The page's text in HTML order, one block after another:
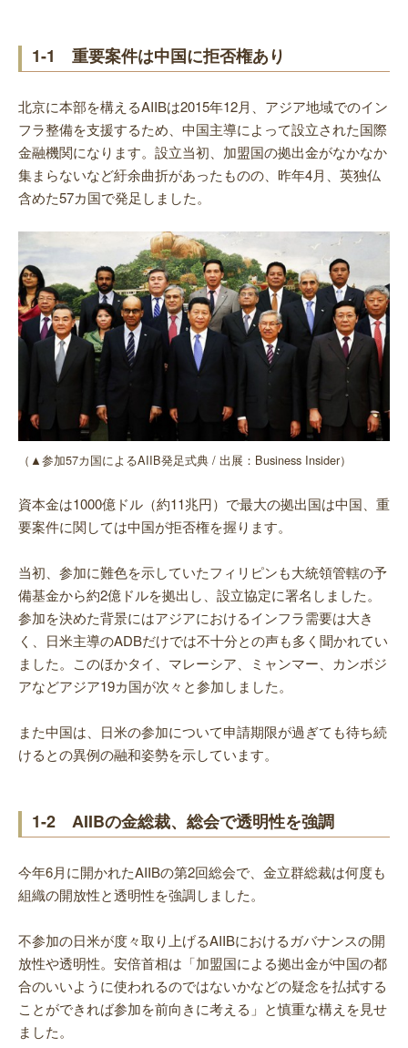
1-1 重要案件は中国に拒否権あり
北京に本部を構えるAIIBは2015年12月、アジア地域でのイン
フラ整備を支援するため、中国主導によって設立された国際
金融機関になります。設立当初、加盟国の拠出金がなかなか
集まらないなど紆余曲折があったものの、昨年4月、英独仏
含めた57カ国で発足しました。
（▲参加57カ国によるAIIB発足式典 / 出展：Business Insider）
資本金は1000億ドル（約11兆円）で最大の拠出国は中国、重
要案件に関しては中国が拒否権を握ります。
当初、参加に難色を示していたフィリピンも大統領管轄の予
備基金から約2億ドルを拠出し、設立協定に署名しました。
参加を決めた背景にはアジアにおけるインフラ需要は大き
く、日米主導のADBだけでは不十分との声も多く聞かれてい
ました。このほかタイ、マレーシア、ミャンマー、カンボジ
アなどアジア19カ国が次々と参加しました。
また中国は、日米の参加について申請期限が過ぎても待ち続
けるとの異例の融和姿勢を示しています。
1-2 AIIBの金総裁、総会で透明性を強調
今年6月に開かれたAIIBの第2回総会で、金立群総裁は何度も
組織の開放性と透明性を強調しました。
不参加の日米が度々取り上げるAIIBにおけるガバナンスの開
放性や透明性。安倍首相は「加盟国による拠出金が中国の都
合のいいように使われるのではないかなどの疑念を払拭する
ことができれば参加を前向きに考える」と慎重な構えを見せ
ました。